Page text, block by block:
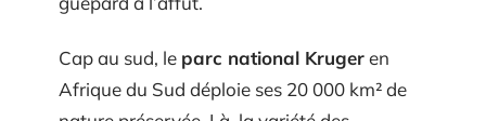
Cap au sud, le parc national Krugeren
Afrique du Sud déploie ses 20 000 km² de